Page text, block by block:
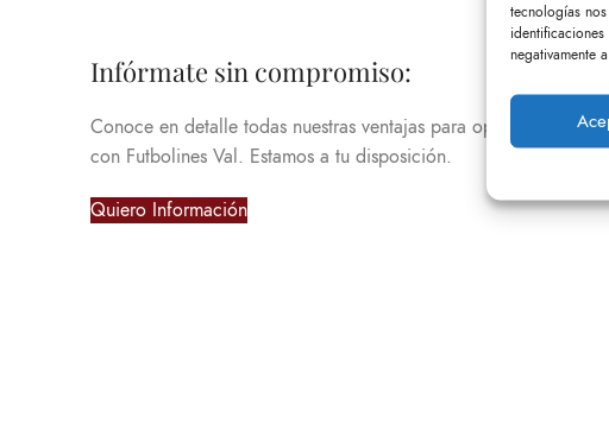
tecnologías
negativamente
Infórmate sin compromiso:
Conoce en detalle todas nuestras ventajas para operadores y
con Futbolines Val. Estamos a tu disposición.
Quiero Información